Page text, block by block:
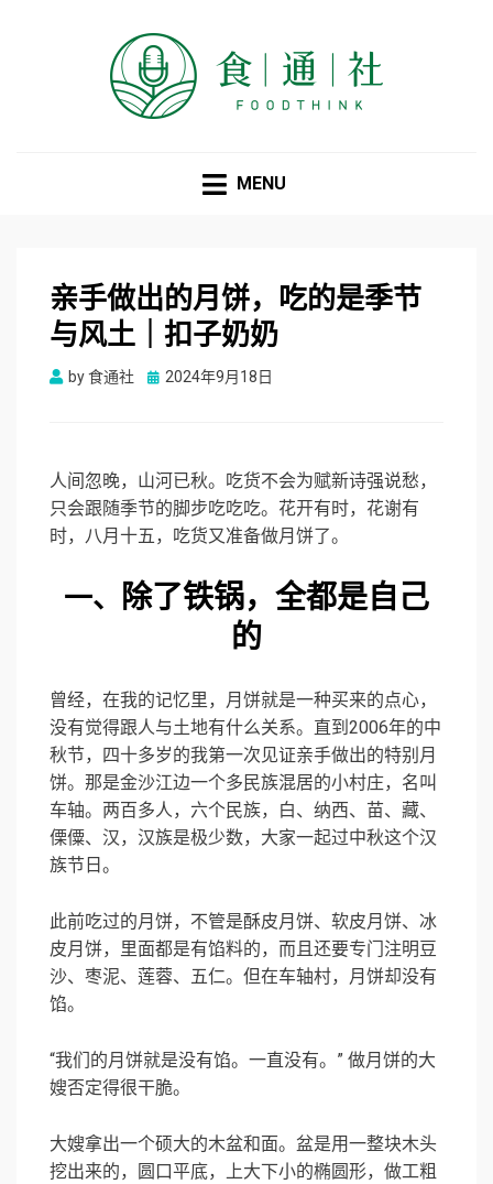
MENU
亲手做出的月饼，吃的是季节
与风土｜扣子奶奶
by食通社
Posted
2024年9月18日
人间忽晚，山河已秋。吃货不会为赋新诗强说愁，
只会跟随季节的脚步吃吃吃。花开有时，花谢有
时，八月十五，吃货又准备做月饼了。
一、 除了铁锅，全都是自己
的
曾经，在我的记忆里，月饼就是一种买来的点心，
没有觉得跟人与土地有什么关系。直到2006年的中
秋节，四十多岁的我第一次见证亲手做出的特别月
饼。那是金沙江边一个多民族混居的小村庄，名叫
车轴。两百多人，六个民族，白、纳西、苗、藏、
傈僳、汉，汉族是极少数，大家一起过中秋这个汉
族节日。
此前吃过的月饼，不管是酥皮月饼、软皮月饼、冰
皮月饼，里面都是有馅料的，而且还要专门注明豆
沙、枣泥、莲蓉、五仁。但在车轴村，月饼却没有
馅。
“我们的月饼就是没有馅。一直没有。” 做月饼的大
嫂否定得很干脆。
大嫂拿出一个硕大的木盆和面。盆是用一整块木头
挖出来的，圆口平底，上大下小的椭圆形，做工粗